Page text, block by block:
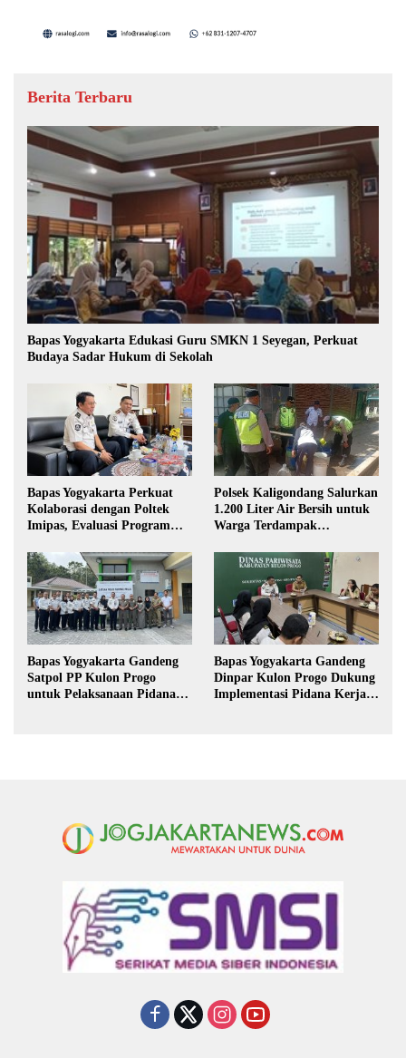
Berita Terbaru
Bapas Yogyakarta Edukasi Guru SMKN 1 Seyegan, Perkuat
Budaya Sadar Hukum di Sekolah
Bapas Yogyakarta Perkuat
Kolaborasi dengan Poltek
Imipas, Evaluasi Program
Polsek Kaligondang Salurkan
1.200 Liter Air Bersih untuk
Warga Terdampak
Bapas Yogyakarta Gandeng
Satpol PP Kulon Progo
untuk Pelaksanaan Pidana
Bapas Yogyakarta Gandeng
Dinpar Kulon Progo Dukung
Implementasi Pidana Kerja